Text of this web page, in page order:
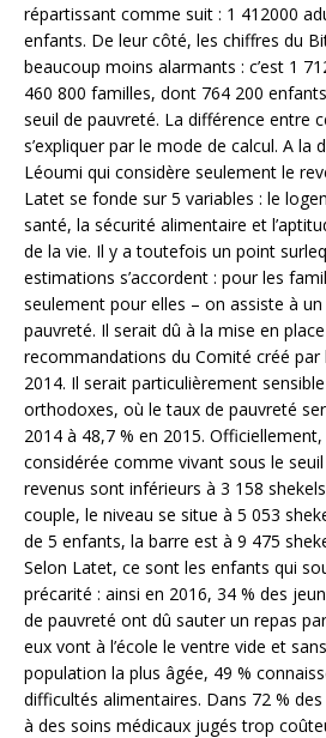
répartissant comme suit : 1 412000
enfants. De leur côté, les chiffres du
beaucoup moins alarmants : c’est 1
460 800 familles, dont 764 200
seuil de pauvreté. La différence entre
s’expliquer par le mode de calcul. A la
Léoumi qui considère seulement le
Latet se fonde sur 5 variables : le
santé, la sécurité alimentaire et
de la vie. Il y a toutefois un point
estimations s’accordent : pour les
seulement pour elles – on assiste à
pauvreté. Il serait dû à la mise en
recommandations du Comité créé par
2014. Il serait particulièrement
orthodoxes, où le taux de pauvreté
2014 à 48,7 % en 2015.
considérée comme vivant sous le
revenus sont inférieurs à 3 158
couple, le niveau se situe à 5 053
de 5 enfants, la barre est à 9 475
Selon Latet, ce sont les enfants qui
précarité : ainsi en 2016, 34 % des
de pauvreté ont dû sauter un repas
eux vont à l’école le ventre vide et
population la plus âgée, 49 %
difficultés alimentaires. Dans 72 %
à des soins médicaux jugés trop